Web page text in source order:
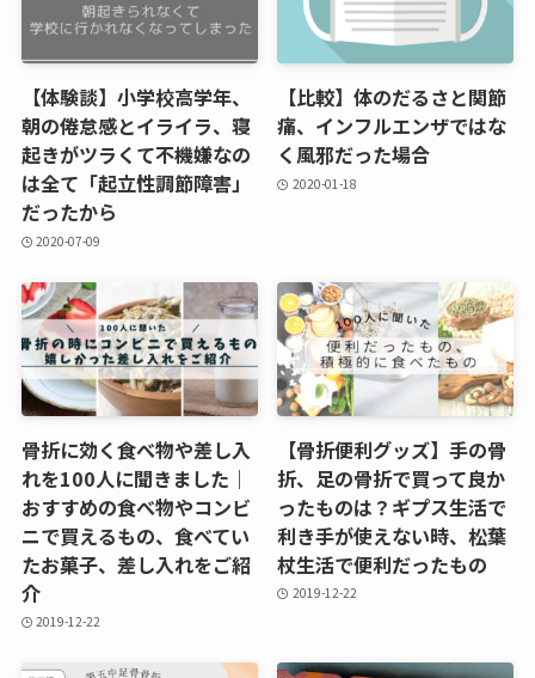
【体験談】小学校高学年、
朝の倦怠感とイライラ、寝
起きがツラくて不機嫌なの
は全て「起立性調節障害」
だったから
2020-07-09
【比較】体のだるさと関節
痛、インフルエンザではな
く風邪だった場合
2020-01-18
骨折に効く食べ物や差し入
れを100人に聞きました｜
おすすめの食べ物やコンビ
ニで買えるもの、食べてい
たお菓子、差し入れをご紹
介
2019-12-22
【骨折便利グッズ】手の骨
折、足の骨折で買って良か
ったものは？ギプス生活で
利き手が使えない時、松葉
杖生活で便利だったもの
2019-12-22